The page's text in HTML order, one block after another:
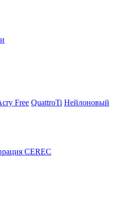
Free QuattroTi Нейлоновый
CEREC